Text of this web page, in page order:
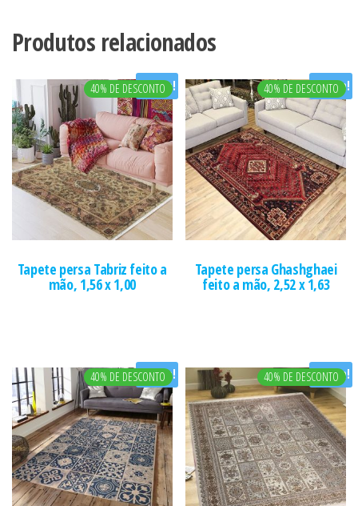
Produtos relacionados
Oferta!
40% DE DESCONTO
Tapete persa Tabriz feito a
mão, 1,56 x 1,00
Oferta!
40% DE DESCONTO
Tapete persa Ghashghaei
feito a mão, 2,52 x 1,63
Oferta!
40% DE DESCONTO Oferta!
40% DE DESCONTO